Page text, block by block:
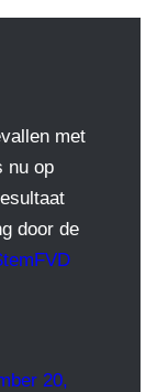
met
nu op
door de
20,